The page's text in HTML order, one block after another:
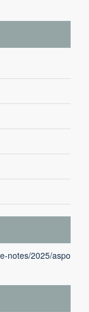
notes/2025/aspo